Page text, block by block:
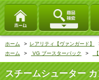
ホーム > レアリティ【ヴァンガード】
ホーム
> VG ブースターパック >
スチームシューター